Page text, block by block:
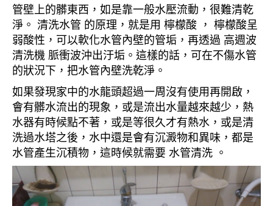
管壁上的髒東西，如是靠一般水壓流動，很難清乾
淨。 清洗水管 的原理，就是用 檸檬酸 ， 檸檬酸呈
弱酸性，可以軟化水管內壁的管垢，再透過 高週波
清洗機 脈衝波沖出汙垢。這樣的話，可在不傷水管
的狀況下，把水管內壁洗乾淨。
如果發現家中的水龍頭超過一周沒有使用再開啟，
會有髒水流出的現象，或是流出水量越來越少，熱
水器有時候點不著，或是等很久才有熱水，或是清
洗過水塔之後，水中還是會有沉澱物和異味，都是
水管產生沉積物，這時候就需要 水管清洗 。